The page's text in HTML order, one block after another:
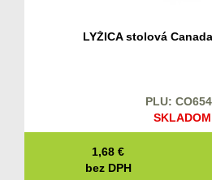
LYŽICA stolová
PLU:
SKLADOM
1,68 €
bez DPH